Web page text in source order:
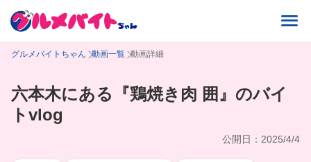
グルメバイトちゃん 動画一覧 動画詳細
六本木にある『鶏焼き肉 囲』のバイ
トvlog
公開日：2025/4/4